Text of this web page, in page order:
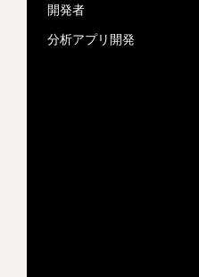
開発者
分析アプリ開発